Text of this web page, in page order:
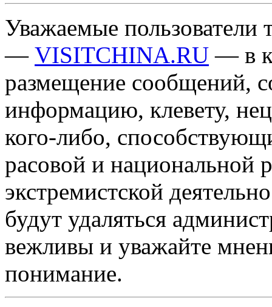
Уважаемые пользователи
— VISITCHINA.RU — в
размещение сообщений,
информацию, клевету,
кого-либо,
расовой и национальной
экстремистской
будут удаляться
вежливы и уважайте
понимание.